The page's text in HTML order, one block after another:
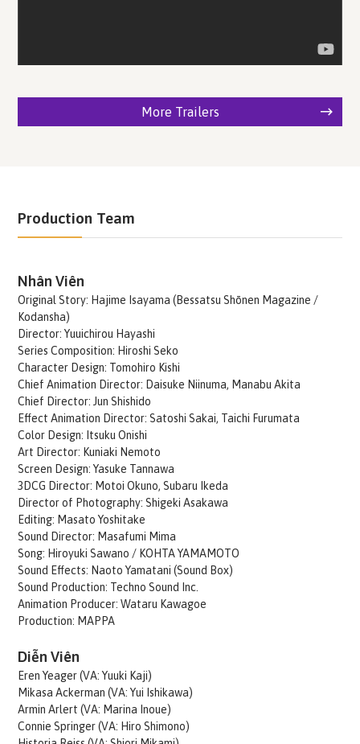
More Trailers
Production Team
Nhân Viên
Original Story: Hajime Isayama (Bessatsu Shōnen Magazine /
Kodansha)
Director: Yuuichirou Hayashi
Series Composition: Hiroshi Seko
Character Design: Tomohiro Kishi
Chief Animation Director: Daisuke Niinuma, Manabu Akita
Chief Director: Jun Shishido
Effect Animation Director: Satoshi Sakai, Taichi Furumata
Color Design: Itsuku Onishi
Art Director: Kuniaki Nemoto
Screen Design: Yasuke Tannawa
3DCG Director: Motoi Okuno, Subaru Ikeda
Director of Photography: Shigeki Asakawa
Editing: Masato Yoshitake
Sound Director: Masafumi Mima
Song: Hiroyuki Sawano / KOHTA YAMAMOTO
Sound Effects: Naoto Yamatani (Sound Box)
Sound Production: Techno Sound Inc.
Animation Producer: Wataru Kawagoe
Production: MAPPA
Diễn Viên
Eren Yeager (VA: Yuuki Kaji)
Mikasa Ackerman (VA: Yui Ishikawa)
Armin Arlert (VA: Marina Inoue)
Connie Springer (VA: Hiro Shimono)